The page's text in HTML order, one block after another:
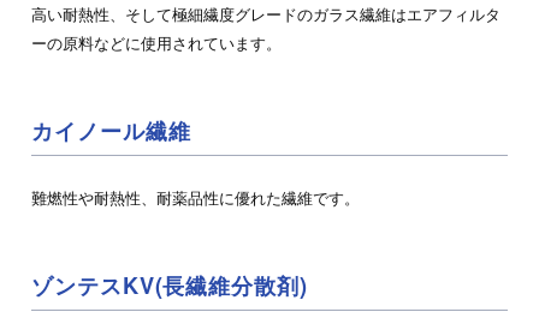
高い耐熱性、そして極細繊度グレードのガラス繊維はエアフィルタ
ーの原料などに使用されています。
カイノール繊維
難燃性や耐熱性、耐薬品性に優れた繊維です。
ゾンテスKV(長繊維分散剤)
セルロース変性品（CMC・HEC・HPMC）
化粧品・パーソナルケア 医薬・医療 工業用途